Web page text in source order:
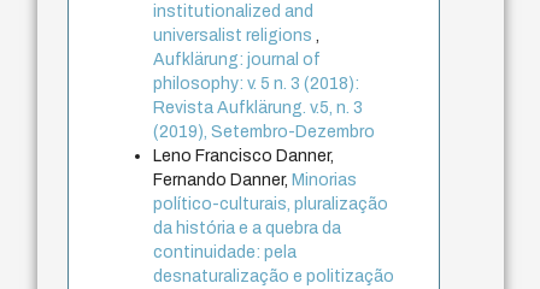
institutionalized and
universalist religions
Aufklärung: journal of
philosophy: v. 5 n. 3 (2018):
Revista Aufklärung. v.5, n. 3
(2019), Setembro-Dezembro
Leno Francisco Danner,
Fernando Danner, Minorias
político-culturais, pluralização
da história e a quebra da
continuidade: pela
desnaturalização e politização